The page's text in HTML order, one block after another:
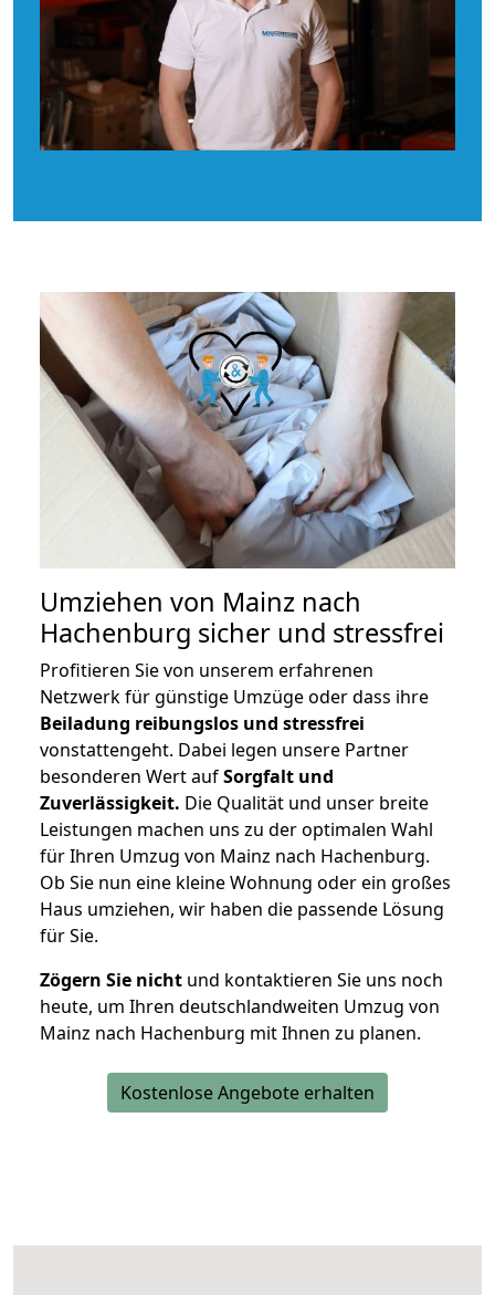
Umziehen von Mainz nach
Hachenburg sicher und stressfrei
Profitieren Sie von unserem erfahrenen
Netzwerk für günstige Umzüge oder dass ihre
Beiladung reibungslos und stressfrei
vonstattengeht. Dabei legen unsere Partner
besonderen Wert aufSorgfalt und
Zuverlässigkeit. Die Qualität und unser breite
Leistungen machen uns zu der optimalen Wahl
für Ihren Umzug von Mainz nach Hachenburg.
Ob Sie nun eine kleine Wohnung oder ein großes
Haus umziehen, wir haben die passende Lösung
für Sie.
Zögern Sie nicht und kontaktieren Sie uns noch
heute, um Ihren deutschlandweiten Umzug von
Mainz nach Hachenburg mit Ihnen zu planen.
Kostenlose Angebote erhalten